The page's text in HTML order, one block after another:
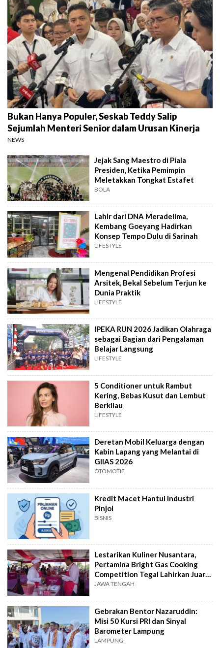
Bukan Hanya Populer, Seskab Teddy Salip
Sejumlah Menteri Senior dalam Urusan Kinerja
NEWS
Jejak Sang Maestro di Piala
Presiden, Ketika Pemimpin
Meletakkan Tongkat Estafet
BOLA
Lahir dari DNA Meradelima,
Kembang Goeyang Hadirkan
Konsep Tempo Dulu di Sarinah
LIFESTYLE
Mengenal Pendidikan Profesi
Arsitek, Bekal Sebelum Terjun ke
Dunia Praktik
LIFESTYLE
IPEKA RUN 2026 Jadikan Olahraga
sebagai Bagian dari Pengalaman
Belajar Langsung
LIFESTYLE
5 Conditioner untuk Rambut
Kering, Bebas Kusut dan Lembut
Berkilau
LIFESTYLE
Deretan Mobil Keluarga dengan
Kabin Lapang yang Melantai di
GIIAS 2026
OTOMOTIF
Kredit Macet Hantui Industri
Pinjol
BISNIS
Lestarikan Kuliner Nusantara,
Pertamina Bright Gas Cooking
Competition Tegal Lahirkan Juara
Baru
JAWA TENGAH
Gebrakan Bentor Nazaruddin:
Misi 50 Kursi PRI dan Sinyal
Barometer Lampung
LAMPUNG